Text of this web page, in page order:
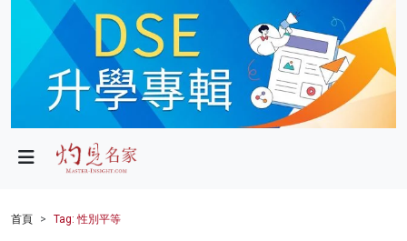
政局
財經
首頁 Tag: 性別平等